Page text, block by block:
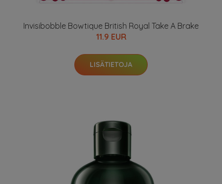
Invisibobble Bowtique British Royal Take A Brake
11.9 EUR
LISÄTIETOJA